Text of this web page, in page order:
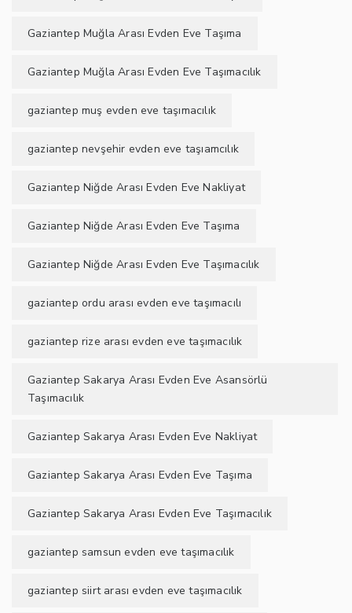
Gaziantep Muğla Arası Evden Eve Taşıma
Gaziantep Muğla Arası Evden Eve Taşımacılık
gaziantep muş evden eve taşımacılık
gaziantep nevşehir evden eve taşıamcılık
Gaziantep Niğde Arası Evden Eve Nakliyat
Gaziantep Niğde Arası Evden Eve Taşıma
Gaziantep Niğde Arası Evden Eve Taşımacılık
gaziantep ordu arası evden eve taşımacılı
gaziantep rize arası evden eve taşımacılık
Gaziantep Sakarya Arası Evden Eve Asansörlü
Taşımacılık
Gaziantep Sakarya Arası Evden Eve Nakliyat
Gaziantep Sakarya Arası Evden Eve Taşıma
Gaziantep Sakarya Arası Evden Eve Taşımacılık
gaziantep samsun evden eve taşımacılık
gaziantep siirt arası evden eve taşımacılık